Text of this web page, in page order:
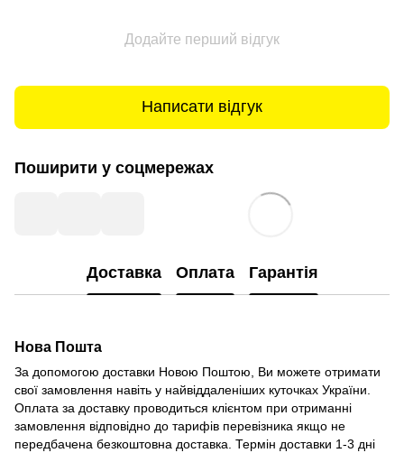
Додайте перший відгук
Написати відгук
Поширити у соцмережах
Доставка Оплата Гарантія
Нова Пошта
За допомогою доставки Новою Поштою, Ви можете отримати
свої замовлення навіть у найвіддаленіших куточках України.
Оплата за доставку проводиться клієнтом при отриманні
замовлення відповідно до тарифів перевізника якщо не
передбачена безкоштовна доставка. Термін доставки 1-3 дні